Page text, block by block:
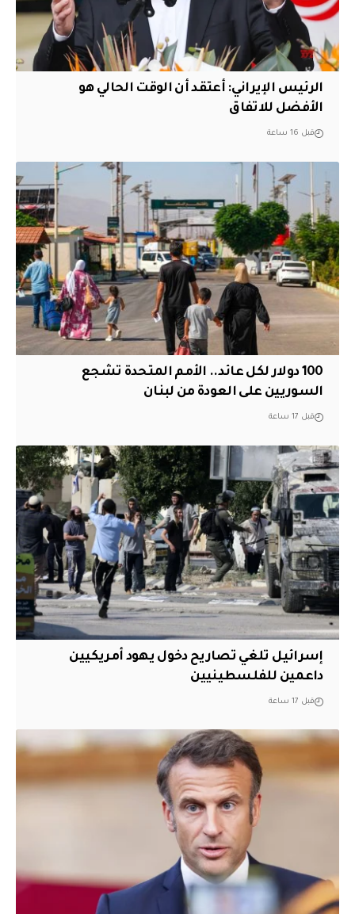
الرئيس الإيراني: أعتقد أن الوقت الحالي هو
الأفضل للاتفاق
قبل 16 ساعة
100 دولار لكل عائد.. الأمم المتحدة تشجع
السوريين على العودة من لبنان
قبل 17 ساعة
إسرائيل تلغي تصاريح دخول يهود أمريكيين
داعمين للفلسطينيين
قبل 17 ساعة